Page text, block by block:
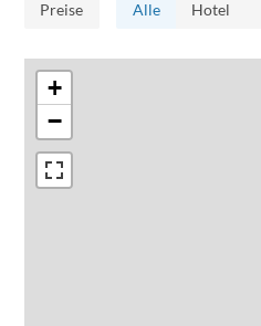
Preise Alle Hotel
+
−